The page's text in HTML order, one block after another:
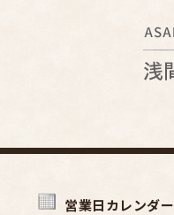
営業日カレンダー